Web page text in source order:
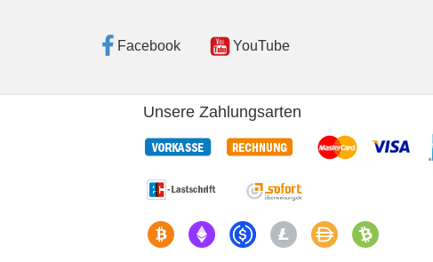
Facebook YouTube
Unsere Zahlungsarten